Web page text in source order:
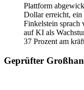
Plattform
Dollar erreicht, ein
Finkelstein sprach
auf KI als
37 Prozent am
Geprüfter